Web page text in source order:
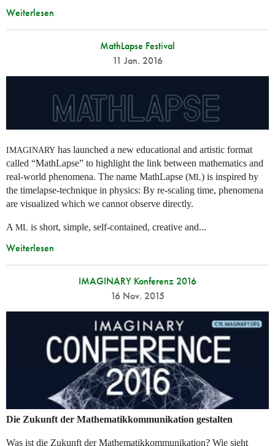
Weiterlesen
MathLapse Festival
11 Jan. 2016
IMAGINARY has launched a new educational and artistic format
called “MathLapse” to highlight the link between mathematics and
real-world phenomena. The name MathLapse (ML) is inspired by
the timelapse-technique in physics: By re-scaling time, phenomena
are visualized which we cannot observe directly.
A ML is short, simple, self-contained, creative and...
Weiterlesen
IMAGINARY Konferenz 2016
16 Nov. 2015
Die Zukunft der Mathematikkommunikation gestalten
Was ist die Zukunft der Mathematikkommunikation? Wie sieht